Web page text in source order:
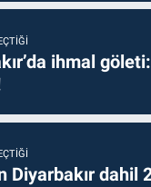
ihmal
Diyarbakır dahil